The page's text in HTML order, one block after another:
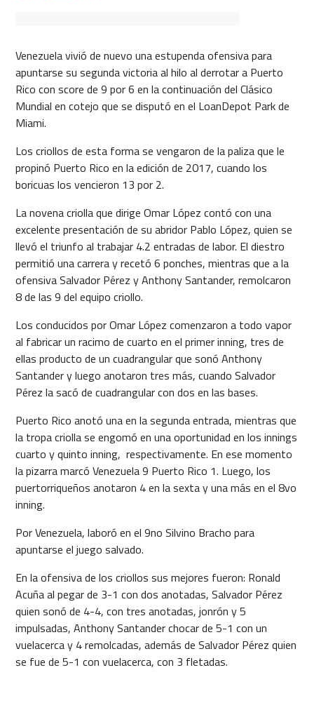
Venezuela vivió de nuevo una estupenda ofensiva para
apuntarse su segunda victoria al hilo al derrotar a Puerto
Rico con score de 9 por 6 en la continuación del Clásico
Mundial en cotejo que se disputó en el LoanDepot Park de
Miami.
Los criollos de esta forma se vengaron de la paliza que le
propinó Puerto Rico en la edición de 2017, cuando los
boricuas los vencieron 13 por 2.
La novena criolla que dirige Omar López contó con una
excelente presentación de su abridor Pablo López, quien se
llevó el triunfo al trabajar 4.2 entradas de labor. El diestro
permitió una carrera y recetó 6 ponches, mientras que a la
ofensiva Salvador Pérez y Anthony Santander, remolcaron
8 de las 9 del equipo criollo.
Los conducidos por Omar López comenzaron a todo vapor
al fabricar un racimo de cuarto en el primer inning, tres de
ellas producto de un cuadrangular que sonó Anthony
Santander y luego anotaron tres más, cuando Salvador
Pérez la sacó de cuadrangular con dos en las bases.
Puerto Rico anotó una en la segunda entrada, mientras que
la tropa criolla se engomó en una oportunidad en los innings
cuarto y quinto inning, respectivamente. En ese momento
la pizarra marcó Venezuela 9 Puerto Rico 1. Luego, los
puertorriqueños anotaron 4 en la sexta y una más en el 8vo
inning.
Por Venezuela, laboró en el 9no Silvino Bracho para
apuntarse el juego salvado.
En la ofensiva de los criollos sus mejores fueron: Ronald
Acuña al pegar de 3-1 con dos anotadas, Salvador Pérez
quien sonó de 4-4, con tres anotadas, jonrón y 5
impulsadas, Anthony Santander chocar de 5-1 con un
vuelacerca y 4 remolcadas, además de Salvador Pérez quien
se fue de 5-1 con vuelacerca, con 3 fletadas.